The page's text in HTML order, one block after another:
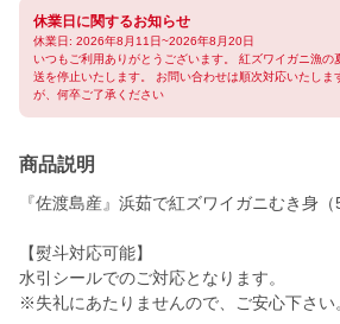
休業日に関するお知らせ
休業日: 2026年8月11日~2026年8月20日
いつもご利用ありがとうございます。 紅ズワイガニ漁の
送を停止いたします。 お問い合わせは順次対応いたしま
が、何卒ご了承ください
商品説明
『佐渡島産』浜茹で紅ズワイガニむき身（
【熨斗対応可能】
水引シールでのご対応となります。
※失礼にあたりませんので、ご安心下さい